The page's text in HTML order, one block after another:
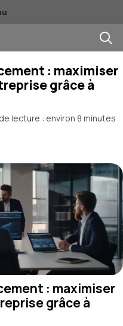
: maximiser
grâce à
lecture : environ 8 minutes
: maximiser
grâce à